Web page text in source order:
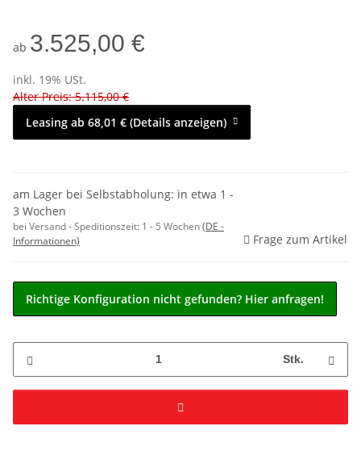
ab 3.525,00 €
inkl. 19% USt.
Alter Preis: 5.115,00 €
Leasing ab 68,01 € (Details anzeigen)
am Lager bei Selbstabholung: in etwa 1 -
3 Wochen
bei Versand - Speditionszeit: 1 - 5 Wochen(DE -
Informationen)
Frage zum Artikel
Richtige Konfiguration nicht gefunden? Hier anfragen!
Stk.